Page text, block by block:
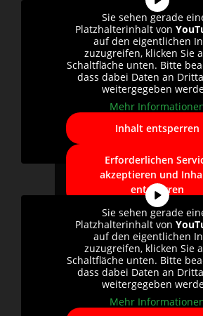
Sie sehen gerade
Platzhalterinhalt von
auf den eigentlichen
zuzugreifen, klicken Sie
Schaltfläche unten. Bitte
dass dabei Daten an
weitergegeben
Mehr
Inhalt entsperren
Erforderlichen
akzeptieren und
entsperren
Sie sehen gerade
Platzhalterinhalt von
auf den eigentlichen
zuzugreifen, klicken Sie
Schaltfläche unten. Bitte
dass dabei Daten an
weitergegeben
Mehr